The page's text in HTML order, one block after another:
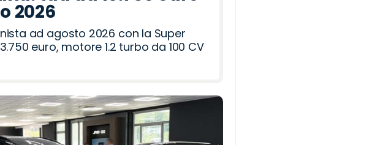
2026
ad agosto 2026 con la Super
euro, motore 1.2 turbo da 100 CV